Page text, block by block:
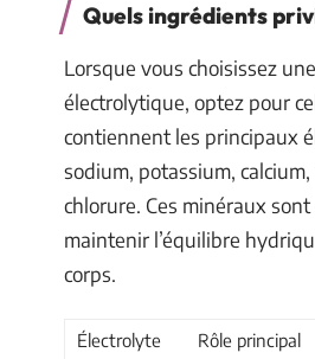
Quels ingrédients
Lorsque vous choisissez
électrolytique, optez pour
contiennent les principaux
sodium, potassium,
chlorure. Ces minéraux
maintenir l’équilibre
corps.
Électrolyte
Rôle principal